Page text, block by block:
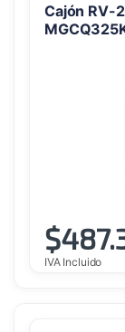
Cajón RV-
$
IVA Incluido